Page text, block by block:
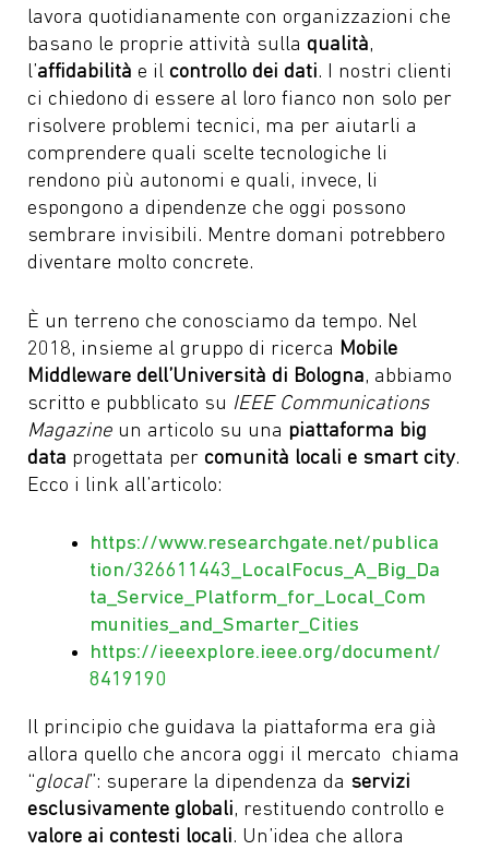
lavora quotidianamente con organizzazioni che
basano le proprie attività sulla qualità,
l’affidabilità e il controllo dei dati. I nostri clienti
ci chiedono di essere al loro fianco non solo per
risolvere problemi tecnici, ma per aiutarli a
comprendere quali scelte tecnologiche li
rendono più autonomi e quali, invece, li
espongono a dipendenze che oggi possono
sembrare invisibili. Mentre domani potrebbero
diventare molto concrete.
È un terreno che conosciamo da tempo. Nel
2018, insieme al gruppo di ricerca Mobile
Middleware dell’Università di Bologna, abbiamo
scritto e pubblicato su IEEE Communications
Magazine un articolo su una piattaforma big
data progettata per comunità locali e smart city.
Ecco i link all’articolo:
https://www.researchgate.net/publica
tion/326611443_LocalFocus_A_Big_Da
ta_Service_Platform_for_Local_Com
munities_and_Smarter_Cities
https://ieeexplore.ieee.org/document/
8419190
Il principio che guidava la piattaforma era già
allora quello che ancora oggi il mercato chiama
“glocal”: superare la dipendenza da servizi
esclusivamente globali, restituendo controllo e
valore ai contesti locali. Un’idea che allora